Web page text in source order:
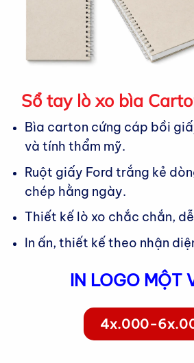
Sổ tay lò xo bìa
Bìa carton cứng cáp bồi
và tính thẩm mỹ.
Ruột giấy Ford trắng kẻ
chép hằng ngày.
Thiết kế lò xo chắc chắn,
In ấn, thiết kế theo nhận
IN LOGO MỘT
4x.000-